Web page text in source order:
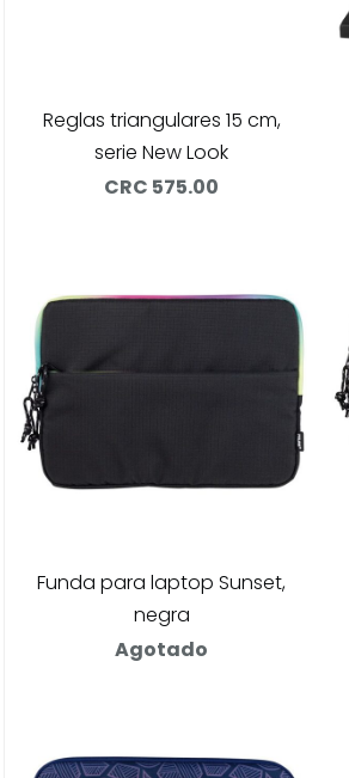
Reglas triangulares 15 cm,
serie New Look
CRC 575.00
Funda para laptop Sunset,
negra
Agotado